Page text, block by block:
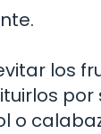
los
o